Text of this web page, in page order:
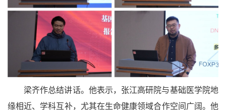
梁齐作总结讲话。他表示，张江高研院与基础医学院地
缘相近、学科互补，尤其在生命健康领域合作空间广阔。他